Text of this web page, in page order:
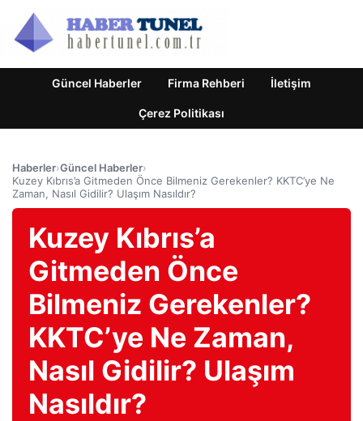
Güncel Haberler Firma Rehberi İletişim
Çerez Politikası
Haberler›Güncel Haberler›
Kuzey Kıbrıs’a Gitmeden Önce Bilmeniz Gerekenler? KKTC’ye Ne
Zaman, Nasıl Gidilir? Ulaşım Nasıldır?
Kuzey Kıbrıs’a
Gitmeden Önce
Bilmeniz Gerekenler?
KKTC’ye Ne Zaman,
Nasıl Gidilir? Ulaşım
Nasıldır?